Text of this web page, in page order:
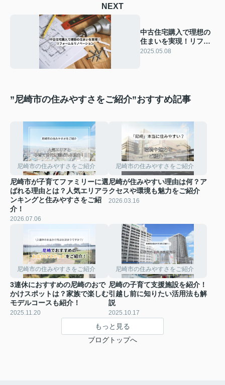
NEXT
中古住宅購入で理想の
住まいを実現！リフォ
ームとリノベーション
2025.05.08
”尼崎市の住みやすさをご紹介”おすすめ記事
尼崎市の住みやすさをご紹介
尼崎市が子育てファミリーに選
ばれる理由とは？人気エリアラ
ンキングと住みやすさをご紹
介！
2026.07.06
尼崎市の住みやすさをご紹介
尼崎が住みやすい理由は何？ア
クセスや環境も魅力をご紹介
2026.03.16
尼崎市の住みやすさをご紹介
3連休におすすめの尼崎のおで
かけスポットは？家族で楽しむ
モデルコースも紹介！
2025.11.20
尼崎市の住みやすさをご紹介
尼崎の子育て支援施設を紹介！
引越し前に知りたい活用法も解
説
2025.10.17
もっと見る
ブログトップへ